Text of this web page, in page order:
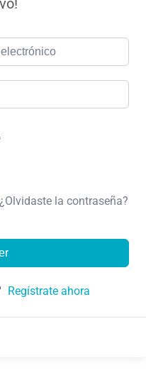
¿Olvidaste la contraseña?
Regístrate ahora